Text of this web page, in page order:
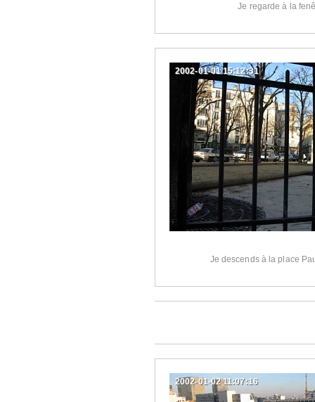
Je regarde à la
Je descends à la place
2002-01-01 15:12:31
2002-01-02 11:07:16